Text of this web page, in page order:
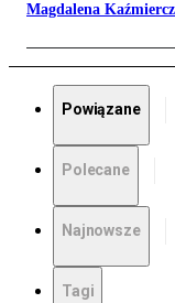
Magdalena
Powiązane
Polecane
Najnowsze
Tagi